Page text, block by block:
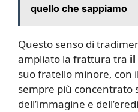
quello che sappiamo
Questo senso di
ampliato la frattura tra il
suo fratello minore, con il
sempre più concentrato
dell’immagine e